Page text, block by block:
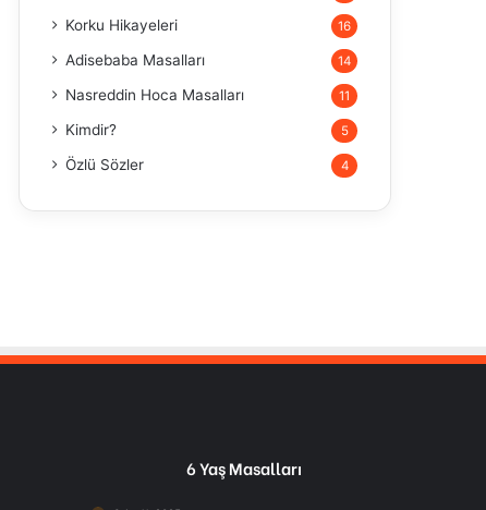
Korku Hikayeleri 16
Adisebaba Masalları 14
Nasreddin Hoca Masalları 11
Kimdir? 5
Özlü Sözler 4
6 Yaş Masalları